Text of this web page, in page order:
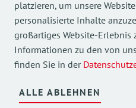
platzieren, um unsere
personalisierte Inhalte
großartiges Website-Erlebnis
Informationen zu den von
finden Sie in der
ALLE ABLEHNEN
Mehr Einblicke in unsere
unseren Social Media Kanälen.